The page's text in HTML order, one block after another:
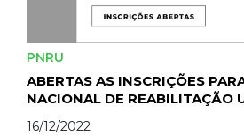
PNRU
ABERTAS AS INSCRIÇÕES
NACIONAL DE REABILITAÇÃO
16/12/2022